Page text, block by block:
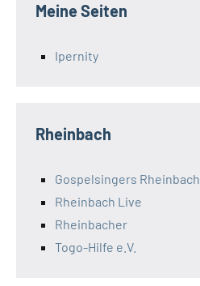
Meine Seiten
Ipernity
Rheinbach
Gospelsingers Rheinbach
Rheinbach Live
Rheinbacher
Togo-Hilfe e.V.